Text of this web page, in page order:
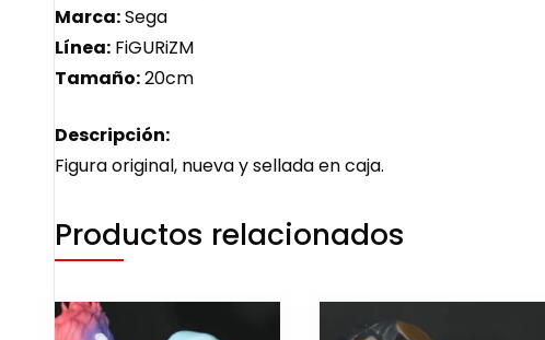
Marca:Sega
Línea:FiGURiZM
Tamaño:20cm
Descripción:
Figura original, nueva y sellada en caja.
Productos relacionados